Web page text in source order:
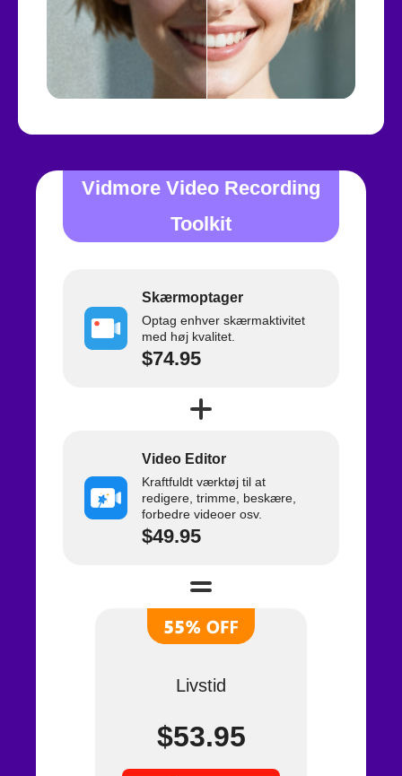
Vidmore Video Recording
Toolkit
Skærmoptager
Optag enhver skærmaktivitet
med høj kvalitet.
$74.95
Video Editor
Kraftfuldt værktøj til at
redigere, trimme, beskære,
forbedre videoer osv.
$49.95
Livstid
$53.95